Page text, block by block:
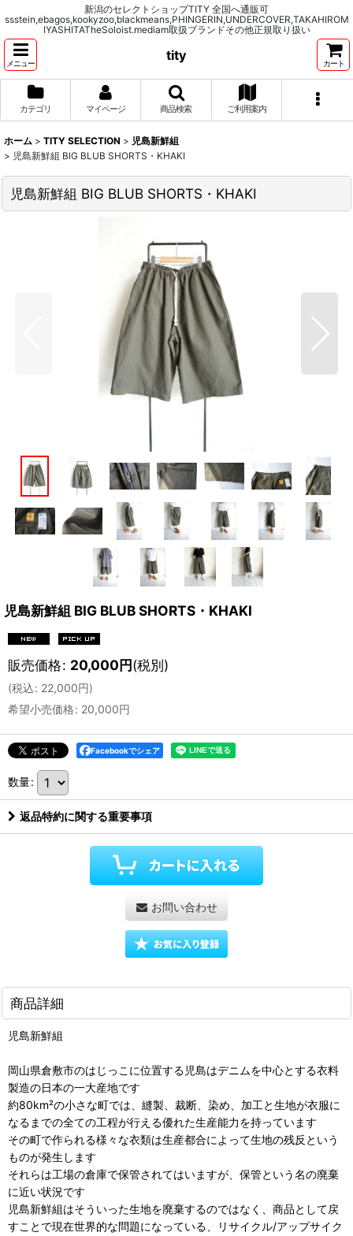
新潟のセレクトショップTITY 全国へ通販可
ssstein,ebagos,kookyzoo,blackmeans,PHINGERIN,UNDERCOVER,TAKAHIROM
IYASHITATheSoloist.mediam取扱ブランドその他正規取り扱い
メニュー
tity
カート
カテゴリ マイページ 商品検索 ご利用案内
ホーム > TITY SELECTION > 児島新鮮組
> 児島新鮮組 BIG BLUB SHORTS・KHAKI
児島新鮮組 BIG BLUB SHORTS・KHAKI
児島新鮮組 BIG BLUB SHORTS・KHAKI
販売価格: 20,000円(税別)
(税込: 22,000円)
希望小売価格: 20,000円
Facebookでシェア
数量:
返品特約に関する重要事項
お問い合わせ
商品詳細
児島新鮮組
岡山県倉敷市のはじっこに位置する児島はデニムを中心とする衣料
製造の日本の一大産地です
約80km²の小さな町では、縫製、裁断、染め、加工と生地が衣服に
なるまでの全ての工程が行える優れた生産能力を持っています
その町で作られる様々な衣類は生産都合によって生地の残反という
ものが発生します
それらは工場の倉庫で保管されてはいますが、保管という名の廃棄
に近い状況です
児島新鮮組はそういった生地を廃棄するのではなく、商品として戻
すことで現在世界的な問題になっている、リサイクル/アップサイク